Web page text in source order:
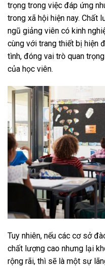
trọng trong việc đáp ứng
trong xã hội hiện nay. Chất
ngũ giảng viên có kinh
cùng với trang thiết bị hiện
tình, đóng vai trò quan
của học viên.
Tuy nhiên, nếu các cơ sở
chất lượng cao nhưng lại
rộng rãi, thì sẽ là một sự